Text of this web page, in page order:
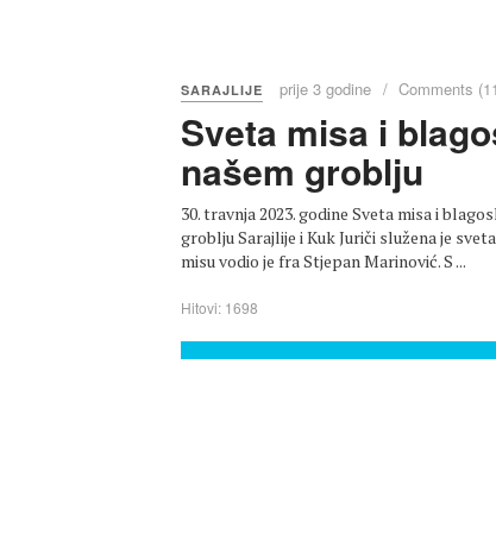
SARAJLIJE prije 3 godine Comments
Sveta misa i
našem groblju
30. travnja 2023. godine Sveta misa i
groblju Sarajlije i Kuk Juriči služena je
misu vodio je fra Stjepan Marinović. S ...
Hitovi: 1698